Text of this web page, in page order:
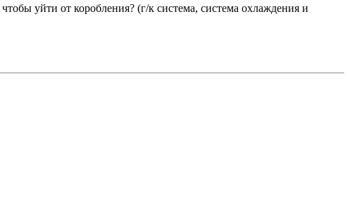
уйти от коробления? (г/к система, система охлаждения и